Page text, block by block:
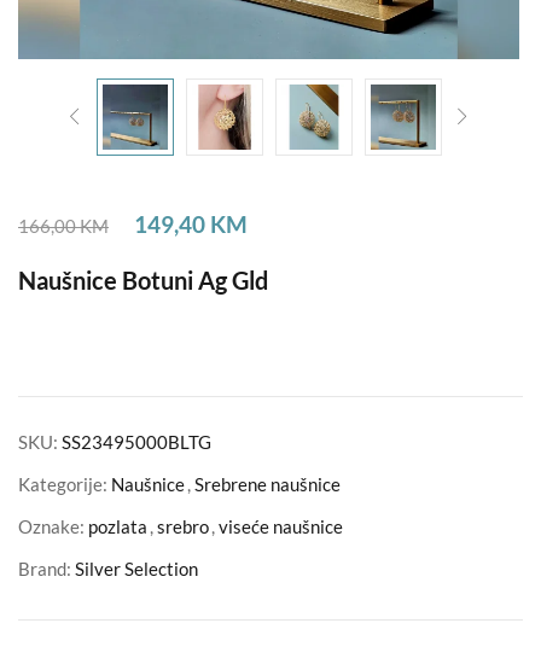
166,00KM 149,40 KM
Naušnice Botuni Ag Gld
SKU: SS23495000BLTG
Kategorije: Naušnice,Srebrene naušnice
Oznake: pozlata ,srebro,viseće naušnice
Brand: Silver Selection